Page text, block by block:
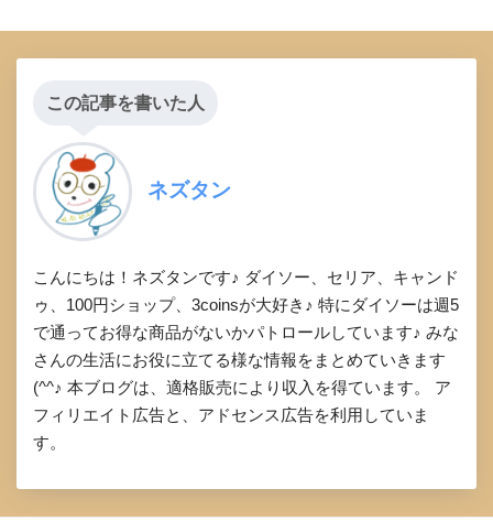
この記事を書いた人
ネズタン
こんにちは！ネズタンです♪ ダイソー、セリア、キャンド
ゥ、100円ショップ、3coinsが大好き♪ 特にダイソーは週5
で通ってお得な商品がないかパトロールしています♪ みな
さんの生活にお役に立てる様な情報をまとめていきます
(^^♪ 本ブログは、適格販売により収入を得ています。 ア
フィリエイト広告と、アドセンス広告を利用していま
す。